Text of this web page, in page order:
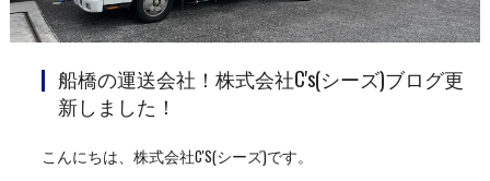
船橋の運送会社！株式会社C's(シーズ)ブログ更
新しました！
こんにちは、株式会社C'S(シーズ)です。